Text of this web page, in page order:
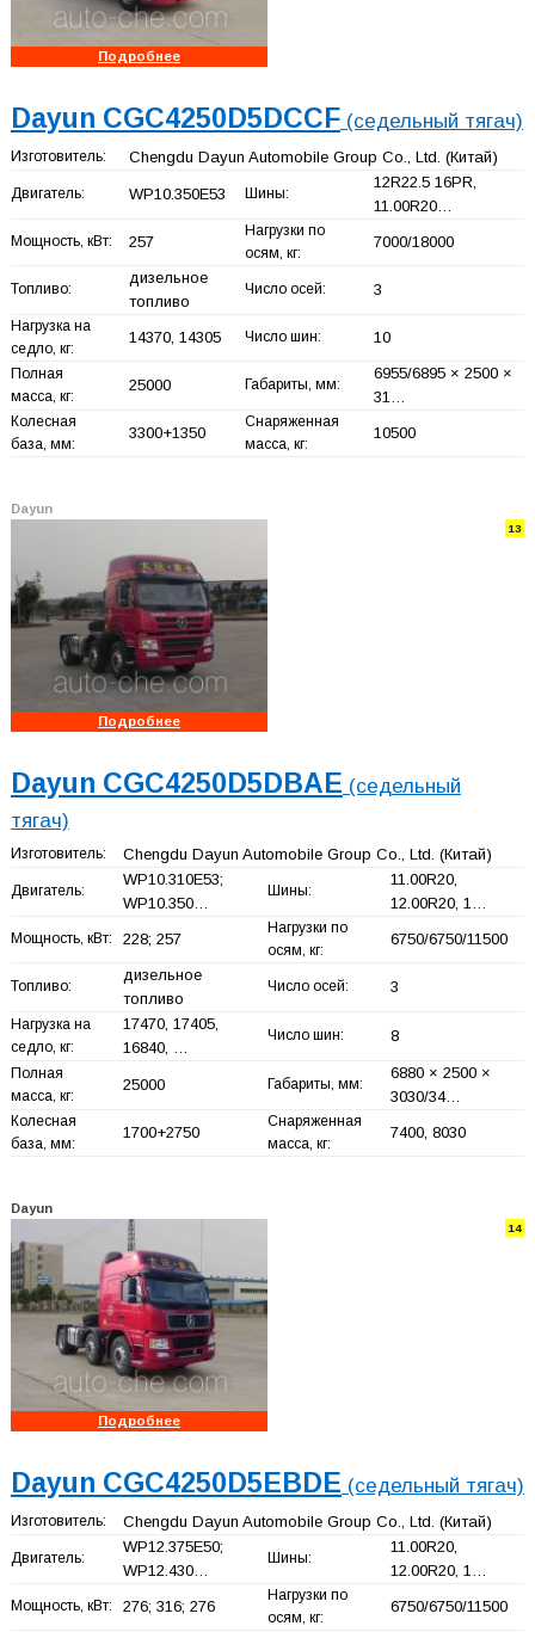
Подробнее
Dayun CGC4250D5DCCF(седельный тягач)
Изготовитель: Chengdu Dayun Automobile Group Co., Ltd. (Китай)
Двигатель: WP10.350E53 Шины:
12R22.5 16PR,
11.00R20…
Мощность, кВт: 257
Нагрузки по
осям, кг:
7000/18000
Топливо:
дизельное
топливо
Число осей: 3
Нагрузка на
седло, кг:
14370, 14305 Число шин: 10
Полная
масса, кг:
25000 Габариты, мм:
6955/6895 × 2500 ×
31…
Колесная
база, мм:
3300+1350
Снаряженная
масса, кг:
10500
Dayun
13
Подробнее
Dayun CGC4250D5DBAE (седельный
тягач)
Изготовитель: Chengdu Dayun Automobile Group Co., Ltd. (Китай)
Двигатель:
WP10.310E53;
WP10.350…
Шины:
11.00R20,
12.00R20, 1…
Мощность, кВт: 228; 257
Нагрузки по
осям, кг:
6750/6750/11500
Топливо:
дизельное
топливо
Число осей: 3
Нагрузка на
седло, кг:
17470, 17405,
16840, …
Число шин: 8
Полная
масса, кг:
25000 Габариты, мм:
6880 × 2500 ×
3030/34…
Колесная
база, мм:
1700+2750
Снаряженная
масса, кг:
7400, 8030
Dayun
14
Подробнее
Dayun CGC4250D5EBDE (седельный тягач)
Изготовитель: Chengdu Dayun Automobile Group Co., Ltd. (Китай)
Двигатель:
WP12.375E50;
WP12.430…
Шины:
11.00R20,
12.00R20, 1…
Мощность, кВт: 276; 316; 276
Нагрузки по
осям, кг:
6750/6750/11500